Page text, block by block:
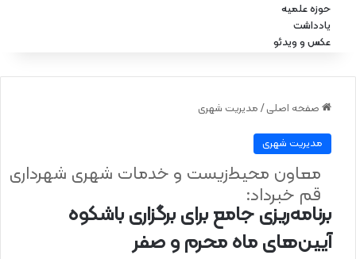
حوزه علمیه
یادداشت
عکس و ویدئو
صفحه اصلی / مدیریت شهری
مدیریت شهری
برنامه‌ریزی جامع برای برگزاری باشکوه
آیین‌های ماه محرم و صفر
معاون محیط‌زیست و خدمات شهری شهرداری
قم خبرداد: